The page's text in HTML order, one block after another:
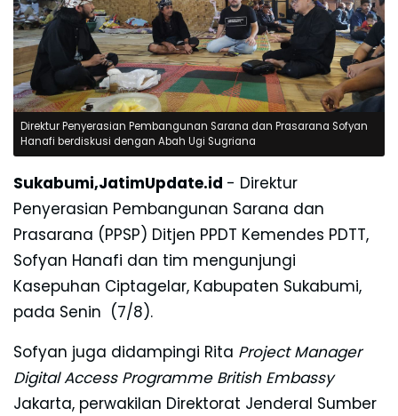
Direktur Penyerasian Pembangunan Sarana dan Prasarana Sofyan
Hanafi berdiskusi dengan Abah Ugi Sugriana
Sukabumi,JatimUpdate.id - Direktur
Penyerasian Pembangunan Sarana dan
Prasarana (PPSP) Ditjen PPDT Kemendes PDTT,
Sofyan Hanafi dan tim mengunjungi
Kasepuhan Ciptagelar, Kabupaten Sukabumi,
pada Senin (7/8).
Sofyan juga didampingi Rita Project Manager
Digital Access Programme British Embassy
Jakarta, perwakilan Direktorat Jenderal Sumber